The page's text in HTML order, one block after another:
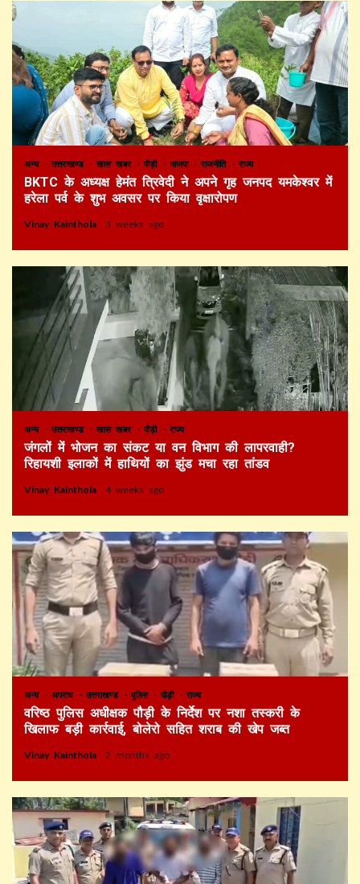
अन्य उत्तराखण्ड खास खबर पौड़ी भाजपा राजनीति राज्य
BKTC के अध्यक्ष हेमंत त्रिवेदी ने अपने गृह जनपद यमकेश्वर में
हरेला पर्व के शुभ अवसर पर किया वृक्षारोपण
Vinay Kainthola 3 weeks ago
अन्य उत्तराखण्ड खास खबर पौड़ी राज्य
जंगलों में भोजन का संकट या वन विभाग की लापरवाही?
रिहायशी इलाकों में हाथियों का झुंड मचा रहा तांडव
Vinay Kainthola 4 weeks ago
अन्य अपराध उत्तराखण्ड पुलिस पौड़ी राज्य
वरिष्ठ पुलिस अधीक्षक पौड़ी के निर्देश पर नशा तस्करी के
खिलाफ बड़ी कार्रवाई, बोलेरो सहित शराब की खेप जब्त
Vinay Kainthola 2 months ago